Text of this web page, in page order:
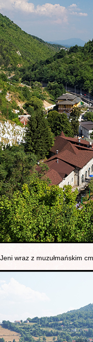
wraz z muzułmańskim